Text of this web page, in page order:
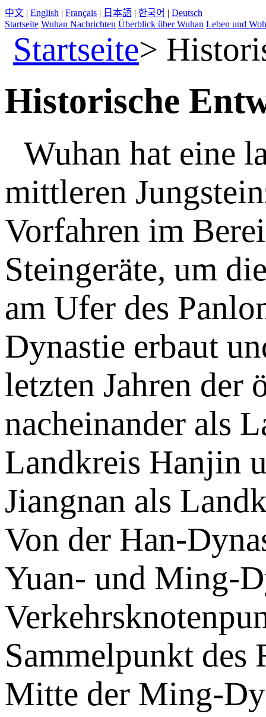
中文 | English | Français | 日本語 | 한국어 | Deutsch
Startseite Wuhan Nachrichten Überblick über Wuhan Leben und
Startseite>
Historische
Wuhan hat eine
mittleren
Vorfahren im
Steingeräte, um
am Ufer des
Dynastie erbaut
letzten Jahren der
nacheinander als
Landkreis Hanjin
Jiangnan als
Von der Han-
Yuan- und Ming-
Sammelpunkt des
Mitte der Ming-